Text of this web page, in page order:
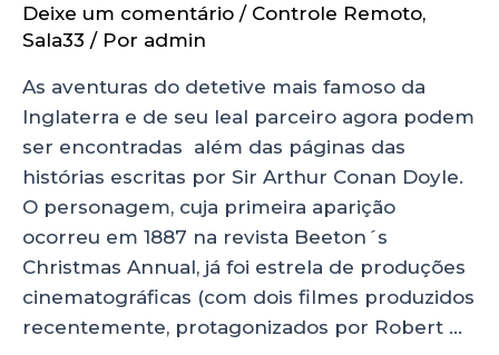
Deixe um comentário / Controle Remoto,
Sala33 / Por admin
As aventuras do detetive mais famoso da
Inglaterra e de seu leal parceiro agora podem
ser encontradas além das páginas das
histórias escritas por Sir Arthur Conan Doyle.
O personagem, cuja primeira aparição
ocorreu em 1887 na revista Beeton´s
Christmas Annual, já foi estrela de produções
cinematográficas (com dois filmes produzidos
recentemente, protagonizados por Robert …